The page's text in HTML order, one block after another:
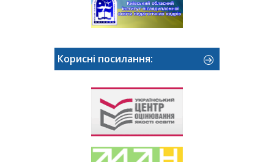
Корисні посилання: